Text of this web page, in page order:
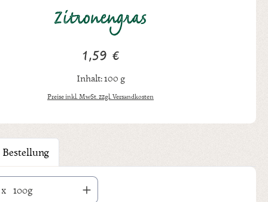
Zitronengras
Regulärer Preis:
1,59 €
Inhalt:100 g
Preise inkl. MwSt. zzgl. Versandkosten
Gib den gewünschten Wert ein oder benutze die Schaltflächen um die
x 100g